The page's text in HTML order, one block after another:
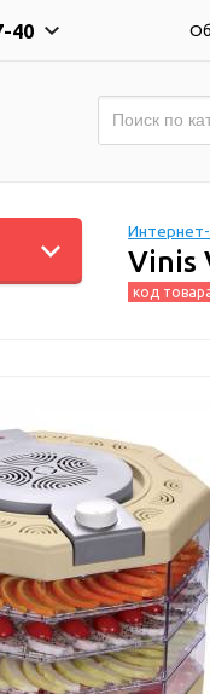
40
Интернет-
Vinis
код